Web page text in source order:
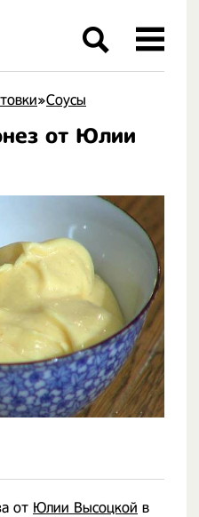
»Соусы
от Юлии
от Юлии Высоцкой в